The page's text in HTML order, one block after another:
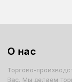
О нас
Торгово-
Вас. Мы делаем